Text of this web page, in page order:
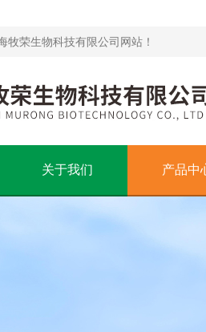
牧荣生物科技有限公司网站！
关于我们 产品中